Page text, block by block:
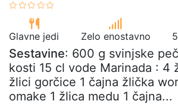
Glavne jedi Zelo enostavno
Sestavine: 600 g svinjske
kosti 15 cl vode Marinada : 4
žlici gorčice 1 čajna žlička
omake 1 žlica medu 1 čajna...